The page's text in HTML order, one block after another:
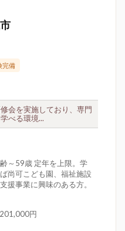
完備
会を実施しており、専門
べる環境...
～59歳 定年を上限。学
尚可こども園、福祉施設
援事業に興味のある方。
円